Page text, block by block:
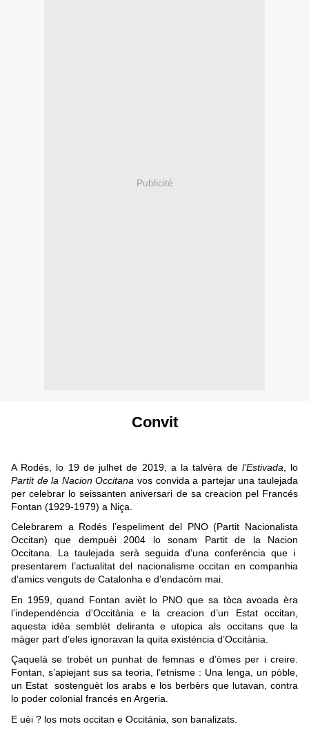
Publicité
Convit
A Rodés, lo 19 de julhet de 2019, a la talvèra de l’Estivada , lo
Partit de la Nacion Occitana vos convida a partejar una taulejada
per celebrar lo seissanten aniversari de sa creacion pel Francés
Fontan (1929-1979) a Niça.
Celebrarem a Rodés l’espeliment del PNO (Partit Nacionalista
Occitan) que dempuèi 2004 lo sonam Partit de la Nacion
Occitana. La taulejada serà seguida d’una conferéncia que i
presentarem l’actualitat del nacionalisme occitan en companhia
d’amics venguts de Catalonha e d’endacòm mai.
En 1959, quand Fontan avièt lo PNO que sa tòca avoada èra
l’independéncia d’Occitània e la creacion d’un Estat occitan,
aquesta idèa semblèt deliranta e utopica als occitans que la
màger part d’eles ignoravan la quita existéncia d’Occitània.
Çaquelà se trobèt un punhat de femnas e d’òmes per i creire.
Fontan, s’apiejant sus sa teoria, l’etnisme : Una lenga, un pòble,
un Estat sostenguèt los arabs e los berbèrs que lutavan, contra
lo poder colonial francés en Argeria.
E uèi ? los mots occitan e Occitània, son banalizats.